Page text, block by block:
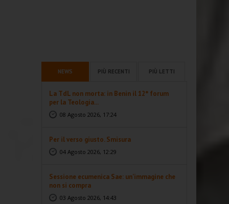
NEWS PIÙ RECENTI PIÙ LETTI
La TdL non morta: in Benin il 12° forum
per la Teologia...
08 Agosto 2026, 17:24
Per il verso giusto. Smisura
04 Agosto 2026, 12:29
Sessione ecumenica Sae: un’immagine che
non si compra
03 Agosto 2026, 14:43